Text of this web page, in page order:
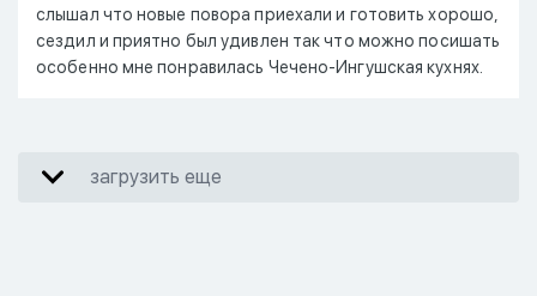
слышал что новые повора приехали и готовить хорошо,
сездил и приятно был удивлен так что можно посишать
особенно мне понравилась Чечено-Ингушская кухнях.
загрузить еще